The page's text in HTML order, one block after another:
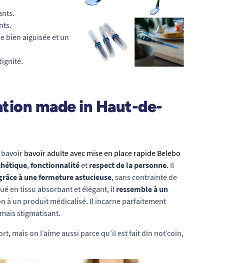
bien aiguisée et un
made in Haut-de-
bavoir adulte avec mise en place rapide Belebo
,fonctionnalitéet respect de la personne. Il
à une fermeture astucieuse, sans contrainte de
en tissu absorbant et élégant, il ressemble à un
à un produit médicalisé. Il incarne parfaitement
stigmatisant.
mais on l’aime aussi parce qu’il est fait din not’coin,